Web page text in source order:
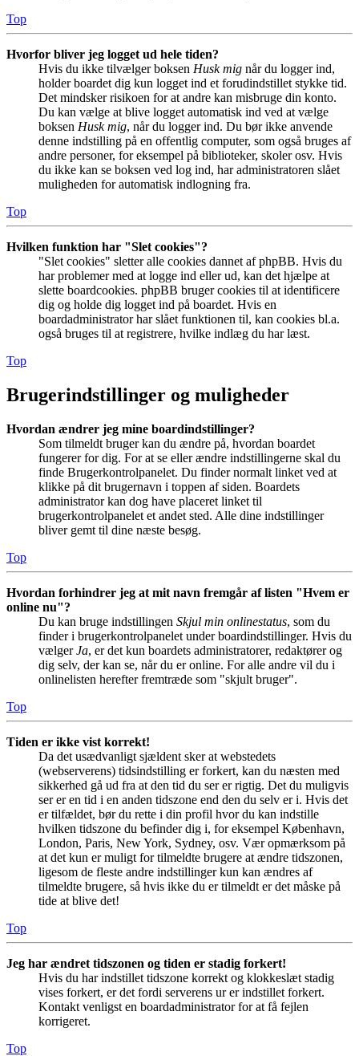
Top
Hvorfor bliver jeg logget ud hele tiden?
Hvis du ikke tilvælger boksen Husk mig når du logger ind,
holder boardet dig kun logget ind et forudindstillet stykke tid.
Det mindsker risikoen for at andre kan misbruge din konto.
Du kan vælge at blive logget automatisk ind ved at vælge
boksen Husk mig, når du logger ind. Du bør ikke anvende
denne indstilling på en offentlig computer, som også bruges af
andre personer, for eksempel på biblioteker, skoler osv. Hvis
du ikke kan se boksen ved log ind, har administratoren slået
muligheden for automatisk indlogning fra.
Top
Hvilken funktion har "Slet cookies"?
"Slet cookies" sletter alle cookies dannet af phpBB. Hvis du
har problemer med at logge ind eller ud, kan det hjælpe at
slette boardcookies. phpBB bruger cookies til at identificere
dig og holde dig logget ind på boardet. Hvis en
boardadministrator har slået funktionen til, kan cookies bl.a.
også bruges til at registrere, hvilke indlæg du har læst.
Top
Brugerindstillinger og muligheder
Hvordan ændrer jeg mine boardindstillinger?
Som tilmeldt bruger kan du ændre på, hvordan boardet
fungerer for dig. For at se eller ændre indstillingerne skal du
finde Brugerkontrolpanelet. Du finder normalt linket ved at
klikke på dit brugernavn i toppen af siden. Boardets
administrator kan dog have placeret linket til
brugerkontrolpanelet et andet sted. Alle dine indstillinger
bliver gemt til dine næste besøg.
Top
Hvordan forhindrer jeg at mit navn fremgår af listen "Hvem er
online nu"?
Du kan bruge indstillingen Skjul min onlinestatus, som du
finder i brugerkontrolpanelet under boardindstillinger. Hvis du
vælgerJa, er det kun boardets administratorer, redaktører og
dig selv, der kan se, når du er online. For alle andre vil du i
onlinelisten herefter fremtræde som "skjult bruger".
Top
Tiden er ikke vist korrekt!
Da det usædvanligt sjældent sker at webstedets
(webserverens) tidsindstilling er forkert, kan du næsten med
sikkerhed gå ud fra at den tid du ser er rigtig. Det du muligvis
ser er en tid i en anden tidszone end den du selv er i. Hvis det
er tilfældet, bør du rette i din profil hvor du kan indstille
hvilken tidszone du befinder dig i, for eksempel København,
London, Paris, New York, Sydney, osv. Vær opmærksom på
at det kun er muligt for tilmeldte brugere at ændre tidszonen,
ligesom de fleste andre indstillinger kun kan ændres af
tilmeldte brugere, så hvis ikke du er tilmeldt er det måske på
tide at blive det!
Top
Jeg har ændret tidszonen og tiden er stadig forkert!
Hvis du har indstillet tidszone korrekt og klokkeslæt stadig
vises forkert, er det fordi serverens ur er indstillet forkert.
Kontakt venligst en boardadministrator for at få fejlen
korrigeret.
Top